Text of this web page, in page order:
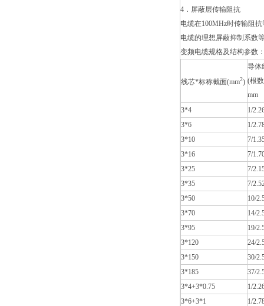
4．屏蔽层传输阻抗
电缆在100MHz时传输阻
电缆的理想屏蔽抑制系数
变频电缆规格及结构参数
线芯*标称截面(mm2)
导体
(根
mm
3*4
1/
3*6
1/
3*10
7/
3*16
7/
3*25
7/
3*35
7/
3*50
10/
3*70
14/
3*95
19/
3*120
24/
3*150
30/
3*185
37/
3*4+3*0.75
1/
3*6+3*1
1/